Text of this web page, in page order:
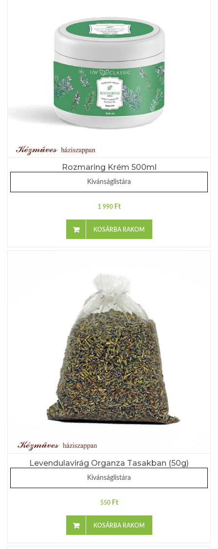
Rozmaring Krém 500ml
Kívánságlistára
1 990 Ft
KOSÁRBA RAKOM
Levendulavirág Organza Tasakban (50g)
Kívánságlistára
550 Ft
KOSÁRBA RAKOM